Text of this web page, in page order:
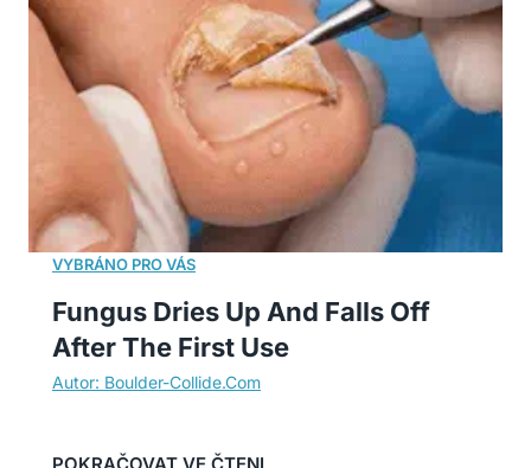
Fungus Dries Up And Falls Off
After The First Use